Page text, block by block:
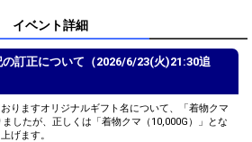
can
イベント詳細
訂正について（2026/6/23(火)21:30追
りますオリジナルギフト名について、「着物クマ
ましたが、正しくは「着物クマ（10,000G）」とな
げます。